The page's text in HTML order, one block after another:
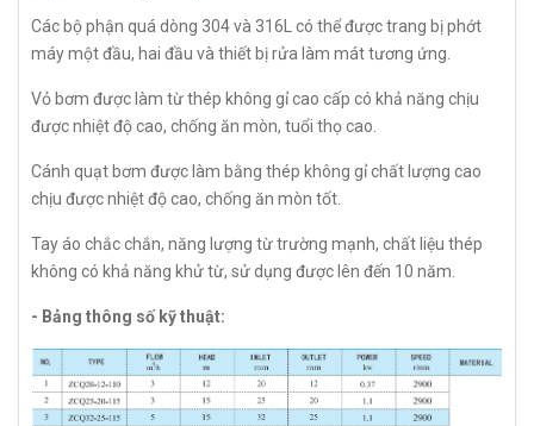
Các bộ phận quá dòng 304 và 316L có thể được trang bị phớt
máy một đầu, hai đầu và thiết bị rửa làm mát tương ứng.
Vỏ bơm được làm từ thép không gỉ cao cấp có khả năng chịu
được nhiệt độ cao, chống ăn mòn, tuổi thọ cao.
Cánh quạt bơm được làm bằng thép không gỉ chất lượng cao
chịu được nhiệt độ cao, chống ăn mòn tốt.
Tay áo chắc chắn, năng lượng từ trường mạnh, chất liệu thép
không có khả năng khử từ, sử dụng được lên đến 10 năm.
- Bảng thông số kỹ thuật: